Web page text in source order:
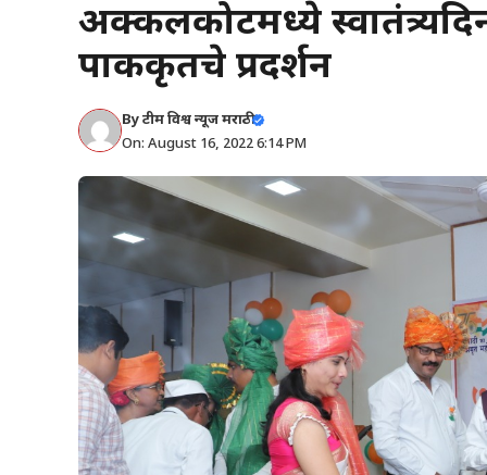
अक्कलकोटमध्ये
पाककृतींचे प्रदर्शन
Byटीम विश्व न्यूज मराठी
On: August 16, 2022 6:14 PM